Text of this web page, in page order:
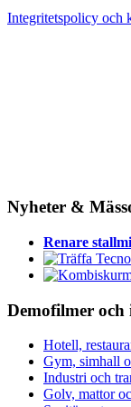
Integritetspolicy och
Nyheter &
Renare
Demofilmer
Hotell,
Gym, simhall
Industri och
Golv, mattor